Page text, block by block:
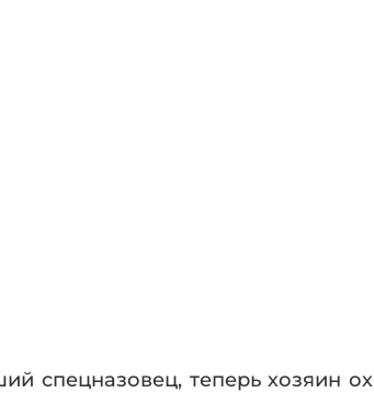
спецназовец, теперь хозяин